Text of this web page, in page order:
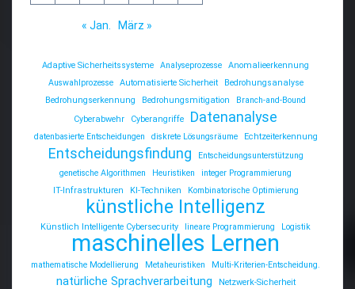
« Jan. März »
Adaptive Sicherheitssysteme Analyseprozesse
Anomalieerkennung
Auswahlprozesse
Automatisierte Sicherheit
Bedrohungsanalyse
Bedrohungserkennung
Bedrohungsmitigation
Branch-and-Bound
Cyberabwehr
Cyberangriffe Datenanalyse
datenbasierte Entscheidungen diskrete Lösungsräume Echtzeiterkennung
Entscheidungsfindung
Entscheidungsunterstützung
genetische Algorithmen
Heuristiken
integer Programmierung
IT-Infrastrukturen
KI-Techniken Kombinatorische Optimierung
künstliche Intelligenz
Künstlich Intelligente Cybersecurity lineare Programmierung Logistik
maschinelles Lernen
mathematische Modellierung Metaheuristiken Multi-Kriterien-Entscheidung.
natürliche Sprachverarbeitung
Netzwerk-Sicherheit